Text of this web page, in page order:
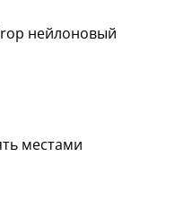
нейлоновый
местами